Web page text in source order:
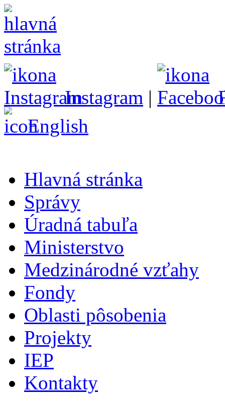
Instagram |
English
Hlavná stránka
Správy
Úradná tabuľa
Ministerstvo
Medzinárodné vzťahy
Fondy
Oblasti pôsobenia
Projekty
IEP
Kontakty